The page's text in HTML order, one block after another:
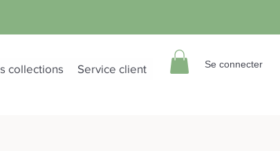
collections Service client Se connecter